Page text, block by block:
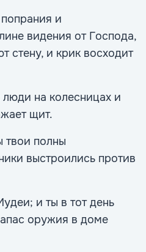
и
видения от Господа,
стену, и крик восходит
на колесницах и
щит.
твои полны
выстроились против
и ты в тот день
оружия в доме